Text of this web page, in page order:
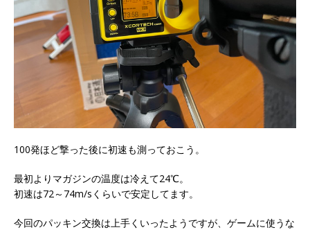
100発ほど撃った後に初速も測っておこう。
最初よりマガジンの温度は冷えて24℃。
初速は72～74m/sくらいで安定してます。
今回のパッキン交換は上手くいったようですが、ゲームに使うな